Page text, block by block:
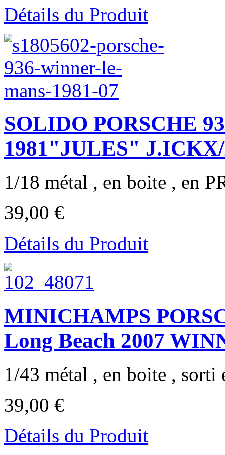
Détails du Produit
SOLIDO PORSCHE
1981"JULES"
1/18 métal , en boite , en
39,00 €
Détails du Produit
MINICHAMPS
Long Beach 2007
1/43 métal , en boite , sorti
39,00 €
Détails du Produit